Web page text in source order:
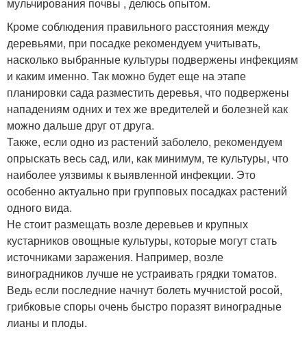
Кроме соблюдения правильного расстояния между
деревьями, при посадке рекомендуем учитывать,
насколько выбранные культуры подвержены инфекциям
и каким именно. Так можно будет еще на этапе
планировки сада разместить деревья, что подвержены
нападениям одних и тех же вредителей и болезней как
можно дальше друг от друга.
Также, если одно из растений заболело, рекомендуем
опрыскать весь сад, или, как минимум, те культуры, что
наиболее уязвимы к выявленной инфекции. Это
особенно актуально при групповых посадках растений
одного вида.
Не стоит размещать возле деревьев и крупных
кустарников овощные культуры, которые могут стать
источниками заражения. Например, возле
виноградников лучше не устраивать грядки томатов.
Ведь если последние начнут болеть мучнистой росой,
грибковые споры очень быстро поразят виноградные
лианы и плоды.